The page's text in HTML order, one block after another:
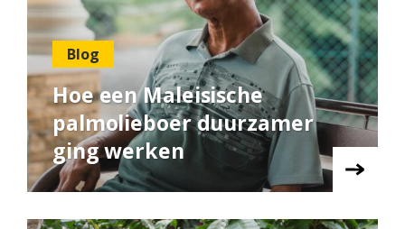
Blog
Hoe een Maleisische
palmolieboer duurzamer
ging werken